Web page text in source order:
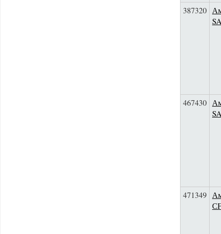
387320
467430
471349